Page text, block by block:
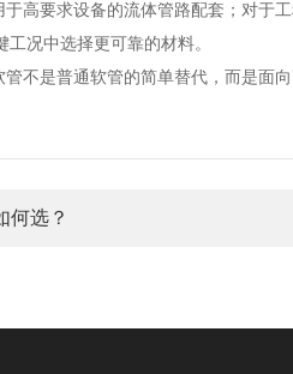
高要求设备的流体管路配套；对于
况中选择更可靠的材料。
不是普通软管的简单替代，而是
何选？